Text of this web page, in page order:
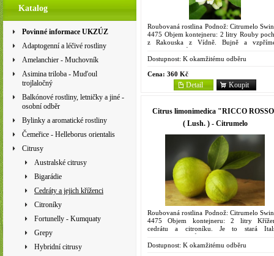
Katalog
Povinné informace UKZÚZ
Adaptogenní a léčivé rostliny
Amelanchier - Muchovník
Asimina triloba - Muďoul
trojlaločný
Balkónové rostliny, letničky a jiné -
osobní odběr
Bylinky a aromatické rostliny
Čemeřice - Helleborus orientalis
Citrusy
Australské citrusy
Bigarádie
Cedráty a jejich kříženci
Citroníky
Fortunelly - Kumquaty
Grepy
Hybridní citrusy
Roubovaná rostlina Podnož: Citrumelo
4475 Objem kontejneru: 2 litry Rouby
z Rakouska z Vídně. Bujně a
rostoucí odrůda je remontantní a
menšími přestávkami během...
Dostupnost: K okamžitému odběru
Cena: 360 Kč
Koupit
Detail
Citrus limonimedica "RICCO
( Lush. ) - Citrumelo
Roubovaná rostlina Podnož: Citrumelo
4475 Objem kontejneru: 2 litry
cedrátu a citroníku. Je to stará
remontantní odrůda, nejvíce však kvete na
a na podzim. Vzrustný...
Dostupnost: K okamžitému odběru